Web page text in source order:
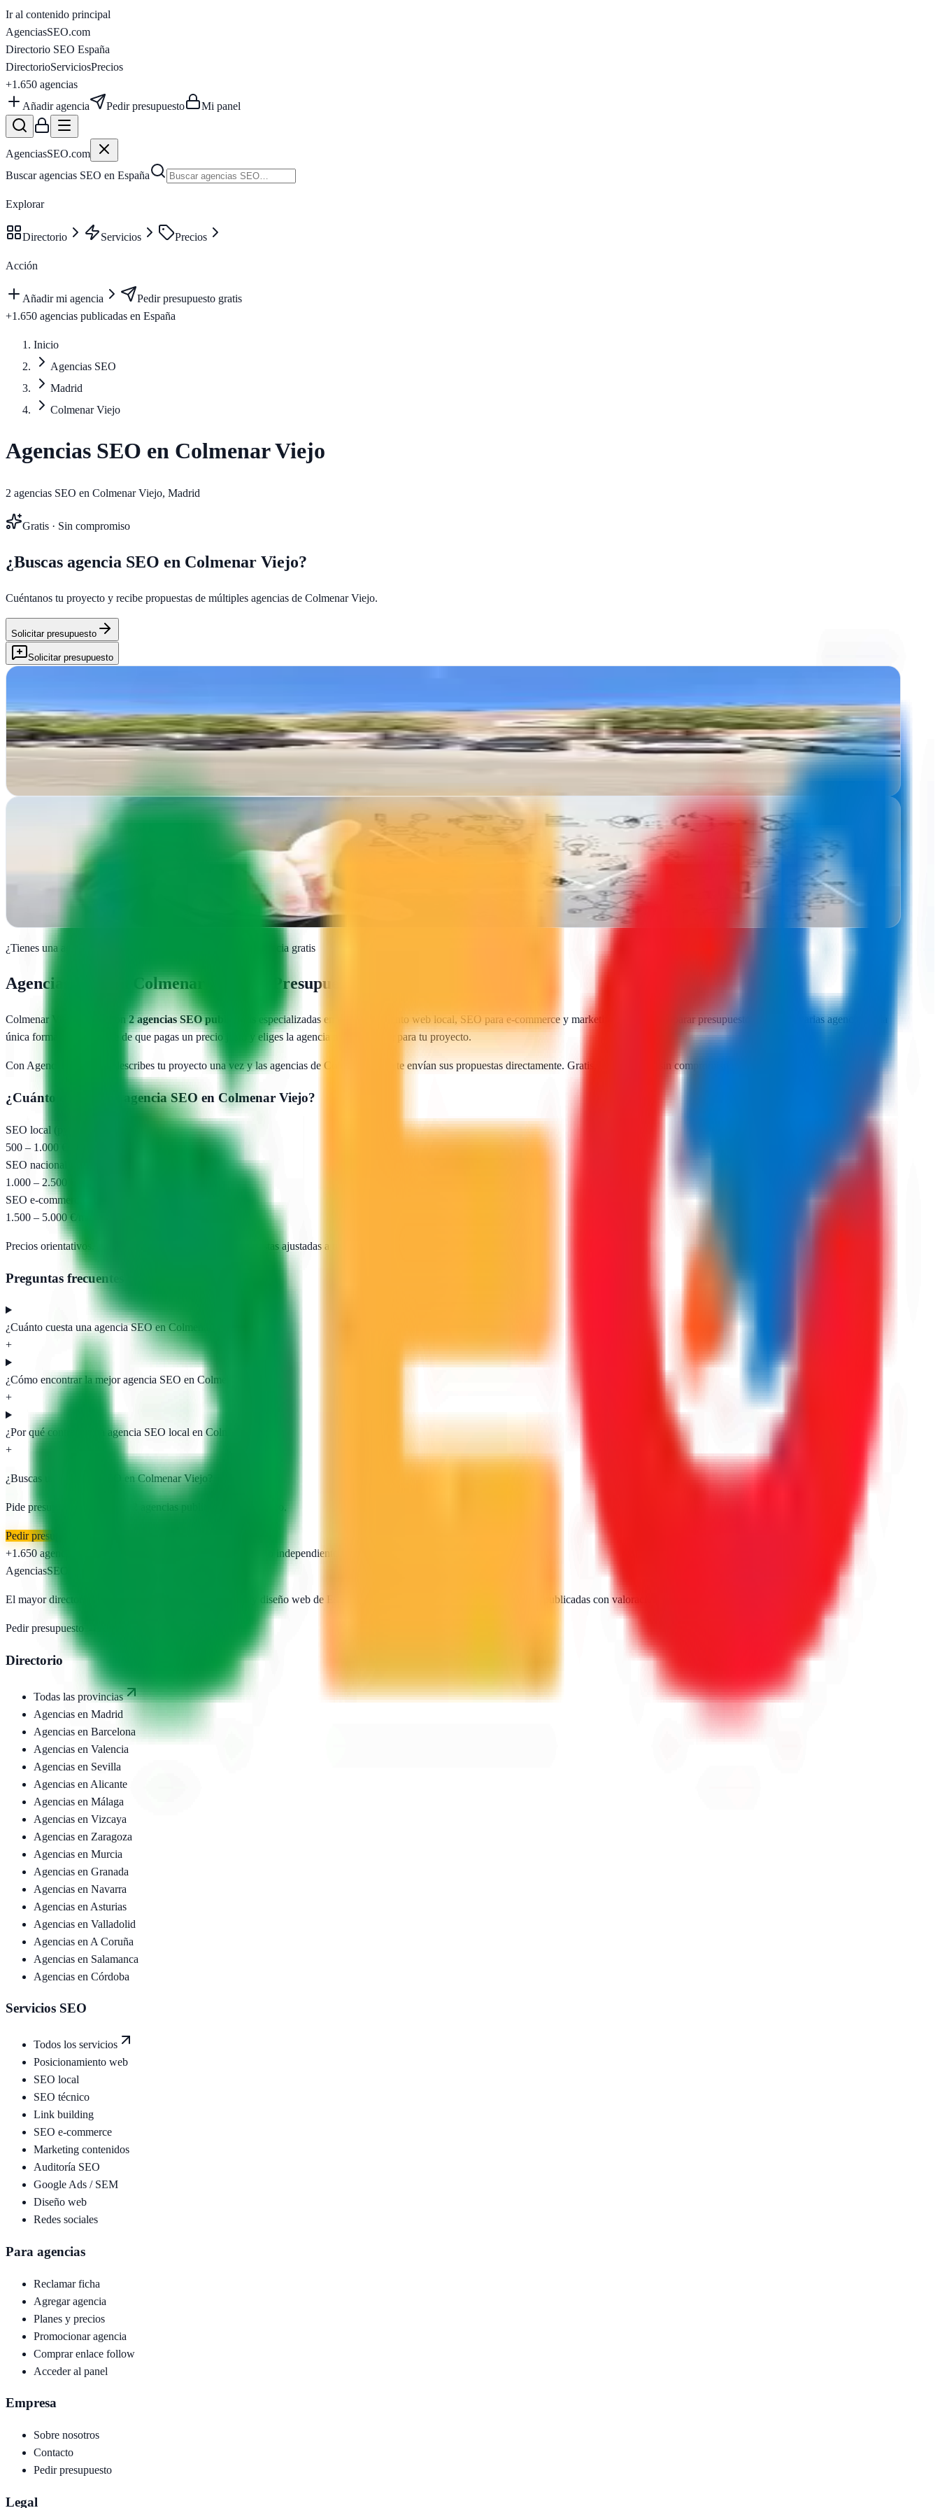
Ir al contenido principal
AgenciasSEO.com
Directorio SEO España
DirectorioServiciosPrecios
+1.650 agencias
Añadir agencia
Pedir presupuesto Mi panel
AgenciasSEO.com
Buscar agencias SEO en España
Explorar
Directorio Servicios Precios
Acción
Añadir mi agencia
Pedir presupuesto gratis
+1.650 agencias publicadas en España
Inicio
Agencias SEO
Madrid
Colmenar Viejo
Agencias SEO en Colmenar Viejo
2 agencias SEO en Colmenar Viejo, Madrid
Gratis · Sin compromiso
¿Buscas agencia SEO en Colmenar Viejo?
Cuéntanos tu proyecto y recibe propuestas de múltiples agencias de Colmenar Viejo.
Solicitar presupuesto
Solicitar presupuesto
Colmenar Viejo, Madrid
En Colmenar Viejo, AZCA Marketing impulsa tu presencia online con diseño web y estrategias digitales de alto impacto
Ver ficha
Colmenar Viejo, Madrid
TicTop Sales impulsa tu presencia online en Colmenar Viejo con estrategias de marketing en internet diseñadas para resultados medibles y crecimiento real
Ver ficha
¿Tienes una agencia SEO en Añade tu agencia gratis
Agencias SEO en Colmenar Viejo — Presupuesto y guía de contratación
Colmenar Viejo cuenta con2agencias SEO publicadas
especializadas en posicionamiento web local, SEO para e-commerce y marketing digital. Comparar presupuestos reales de varias agencias es la
única forma de asegurarte de que pagas un precio justo y eliges la agencia más adecuada para tu proyecto.
Con AgenciasSEO.com describes tu proyecto una vez y las agencias de Colmenar Viejo te envían sus propuestas directamente. Gratis, sin llamadas, sin compromiso.
¿Cuánto cuesta una agencia SEO en Colmenar Viejo?
SEO local (pyme)
500 – 1.000 €/mes
SEO nacional
1.000 – 2.500 €/mes
SEO e-commerce
1.500 – 5.000 €/mes
Precios orientativos. Pide presupuesto para obtener propuestas ajustadas a tu proyecto.
Preguntas frecuentes
¿Cuánto cuesta una agencia SEO en Colmenar Viejo?
+
¿Cómo encontrar la mejor agencia SEO en Colmenar Viejo?
+
¿Por qué contratar una agencia SEO local en Colmenar Viejo?
+
¿Buscas una agencia SEO enColmenar Viejo?
Pide presupuesto gratis a las agencias publicadas. Sin registro.
Pedir presupuesto gratis
+1.650 agencias publicadas Directorio independiente
AgenciasSEO
El mayor directorio de agencias SEO, marketing digital y diseño web de España. Encuentra, compara y contacta agencias publicadas con valoraciones reales de Google.
Pedir presupuesto →
Directorio
Todas las provincias
Agencias en Madrid
Agencias en Barcelona
Agencias en Valencia
Agencias en Sevilla
Agencias en Alicante
Agencias en Málaga
Agencias en Vizcaya
Agencias en Zaragoza
Agencias en Murcia
Agencias en Granada
Agencias en Navarra
Agencias en Asturias
Agencias en Valladolid
Agencias en A Coruña
Agencias en Salamanca
Agencias en Córdoba
Servicios SEO
Todos los servicios
Posicionamiento web
SEO local
SEO técnico
Link building
SEO e-commerce
Marketing contenidos
Auditoría SEO
Google Ads / SEM
Diseño web
Redes sociales
Para agencias
Reclamar ficha
Agregar agencia
Planes y precios
Promocionar agencia
Comprar enlace follow
Acceder al panel
Empresa
Sobre nosotros
Contacto
Pedir presupuesto
Legal